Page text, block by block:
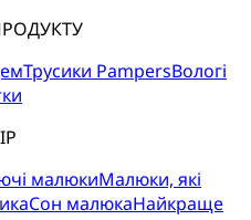
Трусики PampersВологі
малюкиМалюки, які
Сон малюкаНайкраще